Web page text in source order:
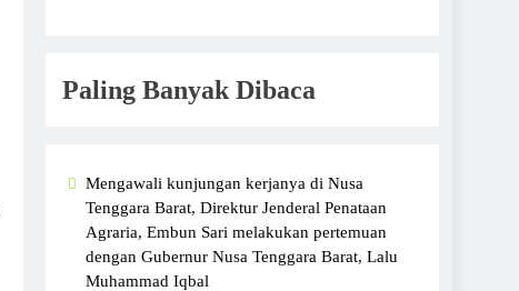
Paling Banyak Dibaca
Mengawali kunjungan kerjanya di Nusa
Tenggara Barat, Direktur Jenderal Penataan
Agraria, Embun Sari melakukan pertemuan
dengan Gubernur Nusa Tenggara Barat, Lalu
Muhammad Iqbal